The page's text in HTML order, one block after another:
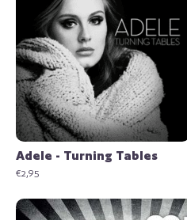
Adele - Turning Tables
€2,95